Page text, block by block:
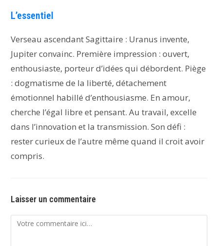
L’essentiel
Verseau ascendant Sagittaire : Uranus invente,
Jupiter convainc. Première impression : ouvert,
enthousiaste, porteur d’idées qui débordent. Piège
: dogmatisme de la liberté, détachement
émotionnel habillé d’enthousiasme. En amour,
cherche l’égal libre et pensant. Au travail, excelle
dans l’innovation et la transmission. Son défi :
rester curieux de l’autre même quand il croit avoir
compris.
Laisser un commentaire
Comment